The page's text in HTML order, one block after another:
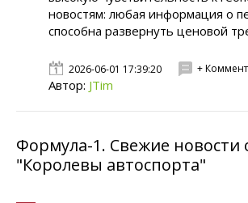
новостям: любая информация о
способна развернуть ценовой
2026-06-01 17:39:20 +
Автор: JTim
Формула-1. Свежие новости
"Королевы автоспорта"